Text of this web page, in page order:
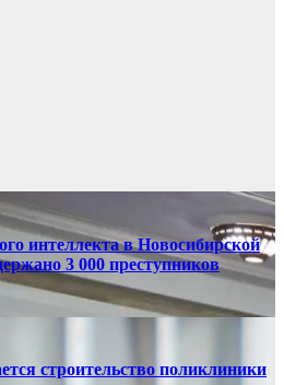
интеллекта в Новосибирской
3 000 преступников
строительство поликлиники